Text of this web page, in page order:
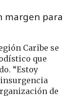
margen para
Caribe se
que
“Estoy
insurgencia
de